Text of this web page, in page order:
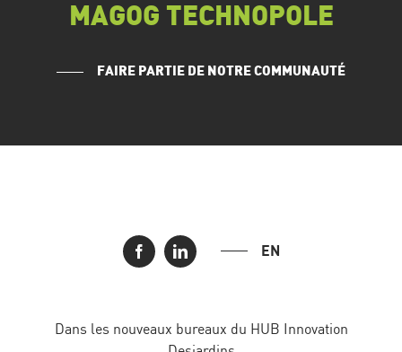
MAGOG TECHNOPOLE
FAIRE PARTIE DE NOTRE COMMUNAUTÉ
EN
Dans les nouveaux bureaux du HUB Innovation